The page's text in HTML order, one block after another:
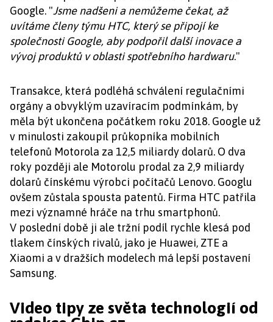
Google. "Jsme nadšeni a nemůžeme čekat, až
uvítáme členy týmu HTC, který se připojí ke
společnosti Google, aby podpořil další inovace a
vývoj produktů v oblasti spotřebního hardwaru."
Transakce, která podléhá schválení regulačními
orgány a obvyklým uzavíracím podmínkám, by
měla být ukončena počátkem roku 2018. Google už
v minulosti zakoupil průkopníka mobilních
telefonů Motorola za 12,5 miliardy dolarů. O dva
roky později ale Motorolu prodal za 2,9 miliardy
dolarů čínskému výrobci počítačů Lenovo. Googlu
ovšem zůstala spousta patentů. Firma HTC patřila
mezi významné hráče na trhu smartphonů.
V poslední době ji ale tržní podíl rychle klesá pod
tlakem čínských rivalů, jako je Huawei, ZTE a
Xiaomi a v dražších modelech má lepší postavení
Samsung.
Video tipy ze světa technologií od